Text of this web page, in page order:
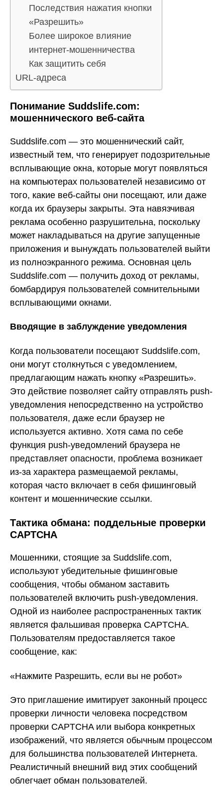
Последствия нажатия кнопки
«Разрешить»
Более широкое влияние
интернет-мошенничества
Как защитить себя
URL-адреса
Понимание Suddslife.com:
мошеннического веб-сайта
Suddslife.com — это мошеннический сайт,
известный тем, что генерирует подозрительные
всплывающие окна, которые могут появляться
на компьютерах пользователей независимо от
того, какие веб-сайты они посещают, или даже
когда их браузеры закрыты. Эта навязчивая
реклама особенно разрушительна, поскольку
может накладываться на другие запущенные
приложения и вынуждать пользователей выйти
из полноэкранного режима. Основная цель
Suddslife.com — получить доход от рекламы,
бомбардируя пользователей сомнительными
всплывающими окнами.
Вводящие в заблуждение уведомления
Когда пользователи посещают Suddslife.com,
они могут столкнуться с уведомлением,
предлагающим нажать кнопку «Разрешить».
Это действие позволяет сайту отправлять push-
уведомления непосредственно на устройство
пользователя, даже если браузер не
используется активно. Хотя сама по себе
функция push-уведомлений браузера не
представляет опасности, проблема возникает
из-за характера размещаемой рекламы,
которая часто включает в себя фишинговый
контент и мошеннические ссылки.
Тактика обмана: поддельные проверки
CAPTCHA
Мошенники, стоящие за Suddslife.com,
используют убедительные фишинговые
сообщения, чтобы обманом заставить
пользователей включить push-уведомления.
Одной из наиболее распространенных тактик
является фальшивая проверка CAPTCHA.
Пользователям предоставляется такое
сообщение, как:
«Нажмите Разрешить, если вы не робот»
Это приглашение имитирует законный процесс
проверки личности человека посредством
проверки CAPTCHA или выбора конкретных
изображений, что является обычным процессом
для большинства пользователей Интернета.
Реалистичный внешний вид этих сообщений
облегчает обман пользователей.